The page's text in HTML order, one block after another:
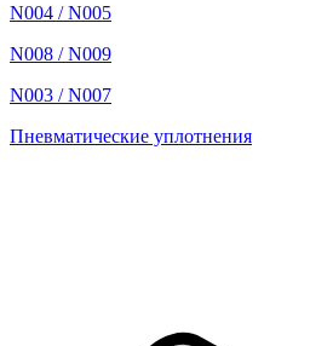
N004 / N005
N008 / N009
N003 / N007
Пневматические уплотнения